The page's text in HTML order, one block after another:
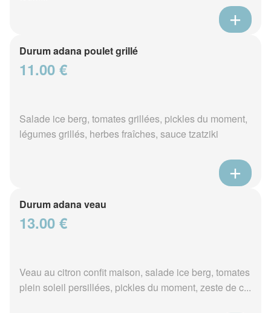
Durum adana poulet grillé
11.00 €
Salade ice berg, tomates grillées, pickles du moment,
légumes grillés, herbes fraîches, sauce tzatziki
Durum adana veau
13.00 €
Veau au citron confit maison, salade ice berg, tomates
plein soleil persillées, pickles du moment, zeste de c...